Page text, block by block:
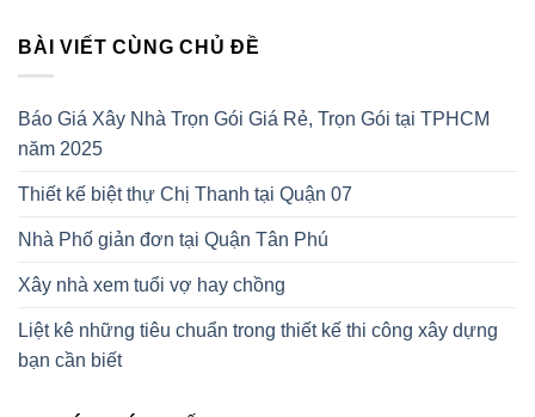
BÀI VIẾT CÙNG CHỦ ĐỀ
Báo Giá Xây Nhà Trọn Gói Giá Rẻ, Trọn Gói tại TPHCM
năm 2025
Thiết kế biệt thự Chị Thanh tại Quận 07
Nhà Phố giản đơn tại Quận Tân Phú
Xây nhà xem tuổi vợ hay chồng
Liệt kê những tiêu chuẩn trong thiết kế thi công xây dựng
bạn cần biết